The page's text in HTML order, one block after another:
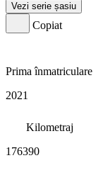
Vezi serie șasiu
Copiat
Prima înmatriculare
2021
Kilometraj
176390